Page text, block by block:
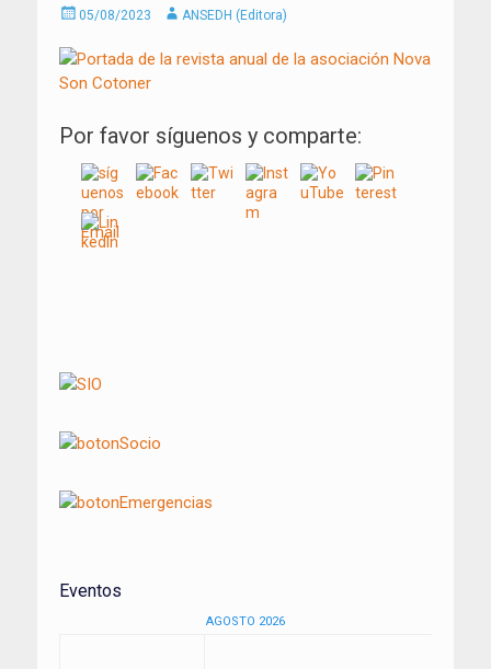
Enviado
05/08/2023 AutorANSEDH (Editora)
Por favor síguenos y comparte:
entradas
Eventos
AGOSTO 2026